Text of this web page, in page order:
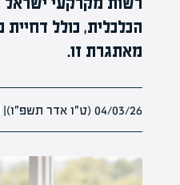
הכלכלית, כולל
מאתגרת זו.
04/03/26 (ט״ו אדר תשפ״ו) |